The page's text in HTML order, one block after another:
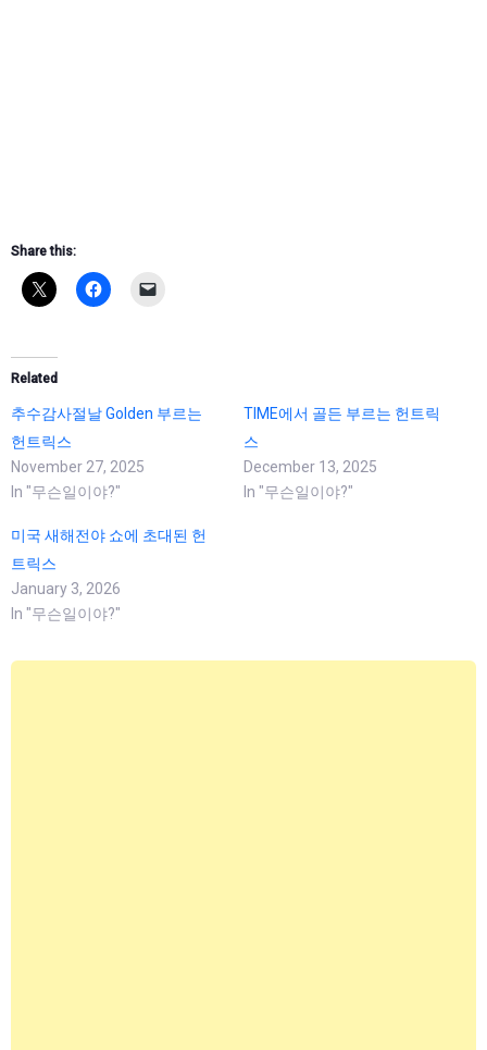
Share this:
Related
추수감사절날 Golden 부르는
헌트릭스
November 27, 2025
In "무슨일이야?"
TIME에서 골든 부르는 헌트릭
스
December 13, 2025
In "무슨일이야?"
미국 새해전야 쇼에 초대된 헌
트릭스
January 3, 2026
In "무슨일이야?"